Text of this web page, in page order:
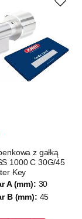
z gałką
1000 C 30G/45
Key
A (mm): 30
B (mm): 45